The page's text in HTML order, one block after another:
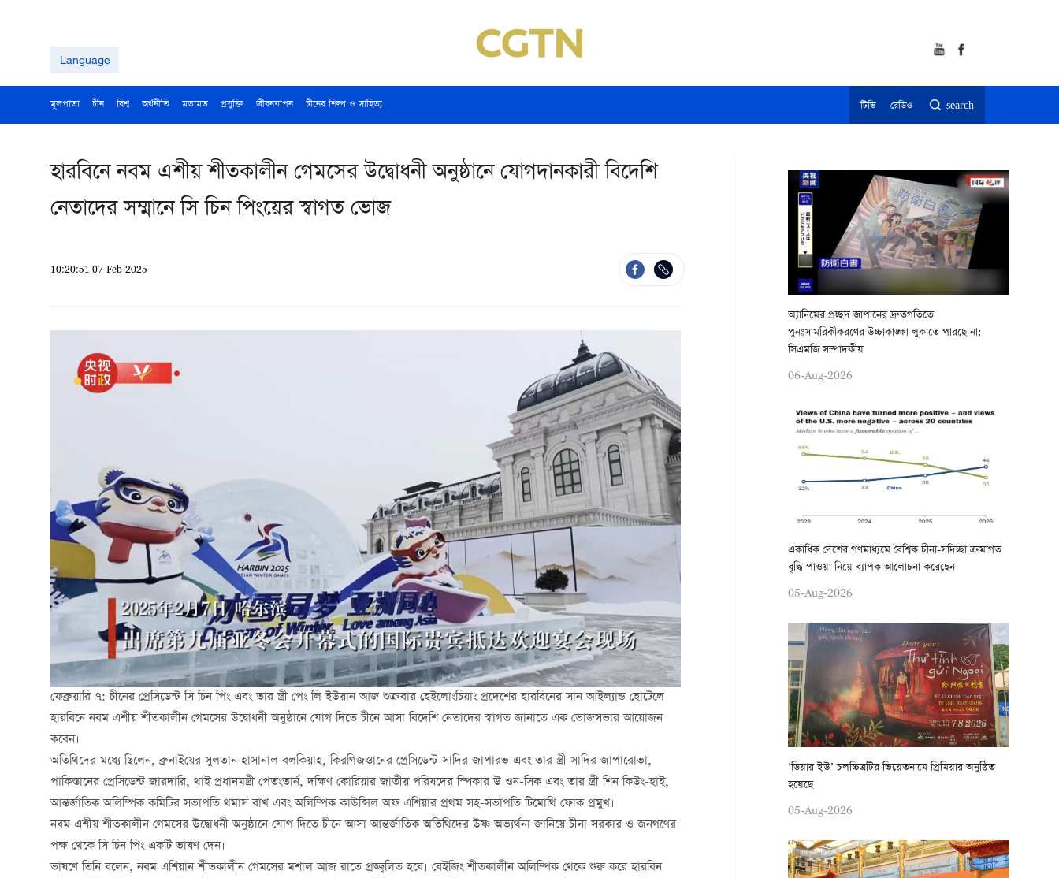
Language
মূলপাতা চীন বিশ্ব অর্থনীতি মতামত প্রযুক্তি জীবনযাপন চীনের শিল্প ও সাহিত্য টিভি রেডিও search
হারবিনে নবম এশীয় শীতকালীন গেমসের উদ্বোধনী অনুষ্ঠানে যোগদানকারী বিদেশি
নেতাদের সম্মানে সি চিন পিংয়ের স্বাগত ভোজ
10:20:51 07-Feb-2025
ফেব্রুয়ারি ৭: চীনের প্রেসিডেন্ট সি চিন পিং এবং তার স্ত্রী পেং লি ইউয়ান আজ শুক্রবারহেইলোংচিয়াং প্রদেশের হারবিনের সান আইল্যান্ড হোটেলে
হারবিনে নবম এশীয় শীতকালীন গেমসের উদ্বোধনী অনুষ্ঠানে যোগ দিতে চীনে আসাবিদেশি নেতাদেরস্বাগত জানাতে এক ভোজসভার আয়োজন
করেন।
অতিথিদের মধ্যেছিলেন, ব্রুনাইয়েরসুলতান হাসানালবলকিয়াহ,কিরগিজস্তানের প্রেসিডেন্ট সাদির জাপারভ এবং তার স্ত্রী সাদির জাপারোভা,
পাকিস্তানের প্রেসিডেন্ট জারদারি, থাই প্রধানমন্ত্রী পেতংতার্ন,দক্ষিণ কোরিয়ার জাতীয় পরিষদের স্পিকার উ ওন-সিক এবং তার স্ত্রী শিন কিউং-হাই,
আন্তর্জাতিক অলিম্পিক কমিটির সভাপতি থমাস বাখ এবং অলিম্পিক কাউন্সিল অফ এশিয়ার প্রথম সহ-সভাপতি টিমোথি ফোক প্রমুখ।
নবম এশীয় শীতকালীন গেমসের উদ্বোধনী অনুষ্ঠানে যোগ দিতে চীনে আসা আন্তর্জাতিক অতিথিদের উষ্ণ অভ্যর্থনা জানিয়ে চীনা সরকার ও জনগণের
পক্ষ থেকে সি চিন পিং একটি ভাষণ দেন।
ভাষণে তিনি বলেন, নবম এশিয়ান শীতকালীন গেমসের মশাল আজ রাতে প্রজ্জ্বলিত হবে। বেইজিং শীতকালীন অলিম্পিক থেকে শুরু করে হারবিন
অ্যানিমের প্রচ্ছদ জাপানের দ্রুতগতিতে
পুনঃসামরিকীকরণের উচ্চাকাঙ্ক্ষা লুকাতে পারছে না:
সিএমজি সম্পাদকীয়
06-Aug-2026
একাধিক দেশের গণমাধ্যমে বৈশ্বিক চীনা-সদিচ্ছা ক্রমাগত
বৃদ্ধি পাওয়া নিয়ে ব্যাপক আলোচনা করেছেন
05-Aug-2026
‘ডিয়ার ইউ’ চলচ্চিত্রটির ভিয়েতনামে প্রিমিয়ার অনুষ্ঠিত
হয়েছে
05-Aug-2026